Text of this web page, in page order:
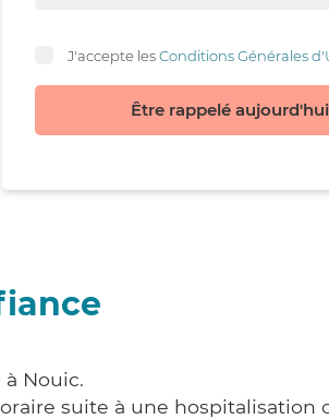
J'accepte lesConditions Générales
Être rappelé aujourd'hui
à Nouic.
suite à une hospitalisation